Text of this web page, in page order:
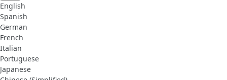
English
Spanish
German
French
Italian
Portuguese
Japanese